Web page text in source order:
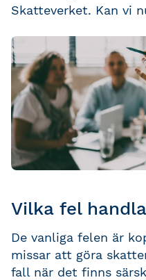
Skatteverket. Kan vi
Vilka fel
De vanliga felen är
missar att göra
fall när det finns